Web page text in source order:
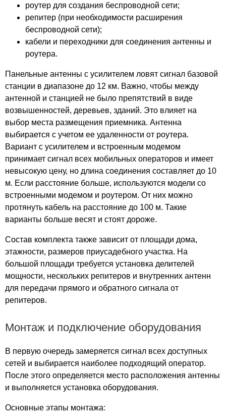
роутер для создания беспроводной сети;
репитер (при необходимости расширения
беспроводной сети);
кабели и переходники для соединения антенны и
роутера.
Панельные антенны с усилителем ловят сигнал базовой
станции в диапазоне до 12 км. Важно, чтобы между
антенной и станцией не было препятствий в виде
возвышенностей, деревьев, зданий. Это влияет на
выбор места размещения приемника. Антенна
выбирается с учетом ее удаленности от роутера.
Вариант с усилителем и встроенным модемом
принимает сигнал всех мобильных операторов и имеет
невысокую цену, но длина соединения составляет до 10
м. Если расстояние больше, используются модели со
встроенными модемом и роутером. От них можно
протянуть кабель на расстояние до 100 м. Такие
варианты больше весят и стоят дороже.
Состав комплекта также зависит от площади дома,
этажности, размеров приусадебного участка. На
большой площади требуется установка делителей
мощности, нескольких репитеров и внутренних антенн
для передачи прямого и обратного сигнала от
репитеров.
Монтаж и подключение оборудования
В первую очередь замеряется сигнал всех доступных
сетей и выбирается наиболее подходящий оператор.
После этого определяется место расположения антенны
и выполняется установка оборудования.
Основные этапы монтажа: